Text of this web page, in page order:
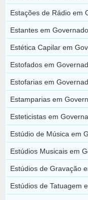
Estações de Rádio em
Estantes em
Estética Capilar em
Estofados em
Estofarias em
Estamparias em
Esteticistas em
Estúdio de Música em
Estúdios Musicais em
Estúdios de Gravação
Estúdios de Tatuagem